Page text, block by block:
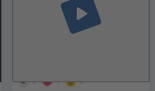
5 1 0
play_arrow